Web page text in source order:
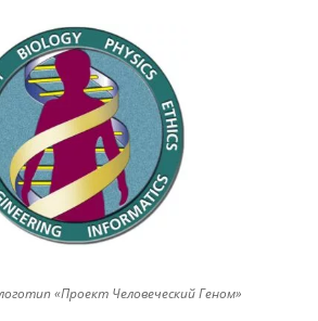
«Проект Человеческий Геном»